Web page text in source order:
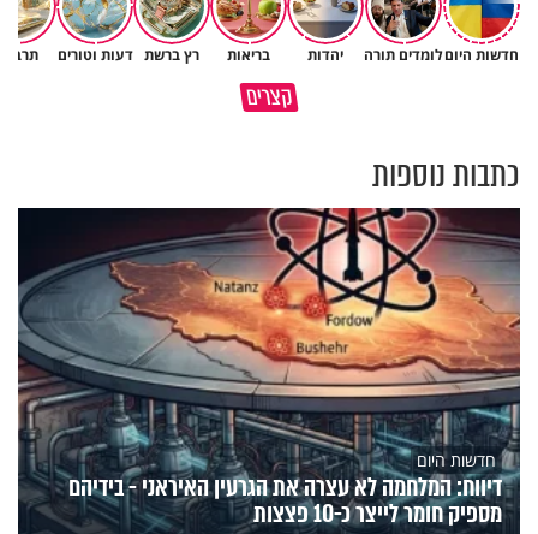
חדשות היוםלומדים תורה יהדות בריאות רץ ברשת דעות וטורים
קצרים
תעצרו לפני שאתם מוציאים דיבה
כתבות נוספות
חדשות היום
דיווח: המלחמה לא עצרה את הגרעין האיראני - בידיהם
מספיק חומר לייצר כ-10 פצצות